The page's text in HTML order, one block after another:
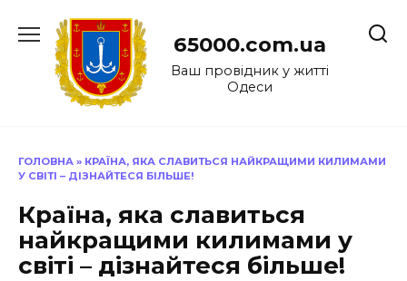
до
65000.com.ua
Ваш провідник у житті
Одеси
ГОЛОВНА » КРАЇНА, ЯКА СЛАВИТЬСЯ НАЙКРАЩИМИ КИЛИМАМИ
У СВІТІ – ДІЗНАЙТЕСЯ БІЛЬШЕ!
Країна, яка славиться
найкращими килимами у
світі – дізнайтеся більше!